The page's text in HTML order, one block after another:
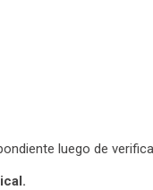
luego de